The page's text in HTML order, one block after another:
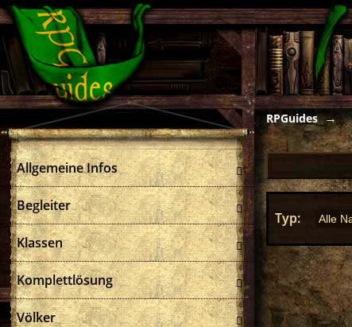
Allgemeine Infos
Begleiter
Klassen
Komplettlösung
Völker
RPGuides
Typ